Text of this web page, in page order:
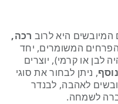
היא לרוב רכה,
המשומרים, יחד
לבן או קרמי), יוצרים
, ניתן לבחור את סוגי
לאהבה, לבנדר
לשמחה.